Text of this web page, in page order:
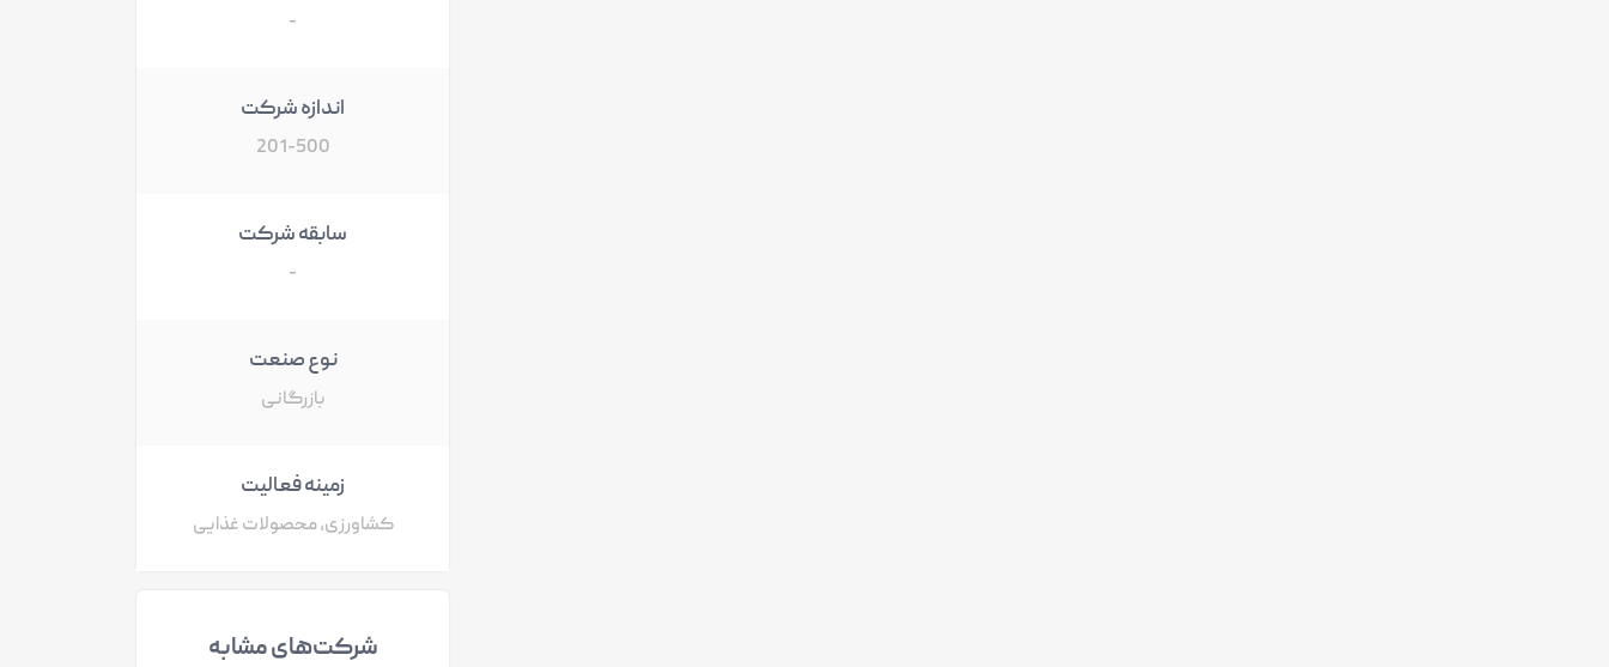
-
اندازه شرکت
201-500
سابقه شرکت
-
نوع صنعت
بازرگانی
زمینه فعالیت
کشاورزی، محصولات غذایی
شرکت‌های مشابه